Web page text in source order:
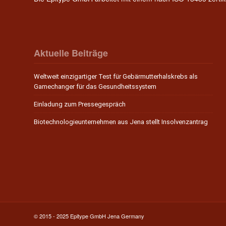
Aktuelle Beiträge
Weltweit einzigartiger Test für Gebärmutterhalskrebs als
Gamechanger für das Gesundheitssystem
Einladung zum Pressegespräch
Biotechnologieunternehmen aus Jena stellt Insolvenzantrag
© 2015 - 2025 Epitype GmbH Jena Germany